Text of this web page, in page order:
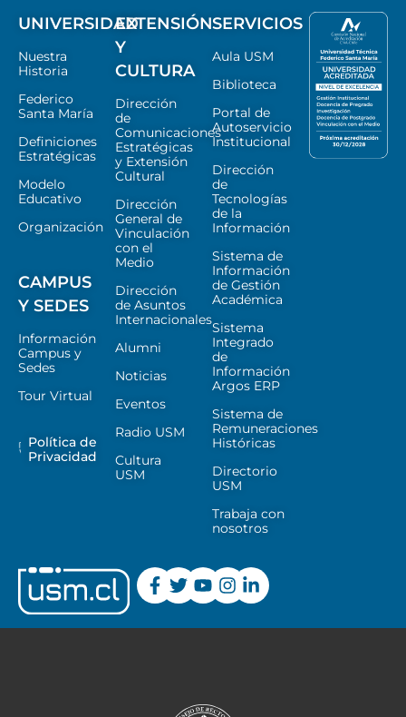
UNIVERSIDAD
Nuestra
Historia
Federico
Santa María
Definiciones
Estratégicas
Modelo
Educativo
Organización
CAMPUS
Y SEDES
Información
Campus y
Sedes
Tour Virtual
Política de
Privacidad
EXTENSIÓN
Y
CULTURA
Dirección
de
Comunicaciones
Estratégicas
y Extensión
Cultural
Dirección
General de
Vinculación
con el
Medio
Dirección
de Asuntos
Internacionales
Alumni
Noticias
Eventos
Radio USM
Cultura
USM
SERVICIOS
Aula USM
Biblioteca
Portal de
Autoservicio
Institucional
Dirección
de
Tecnologías
de la
Información
Sistema de
Información
de Gestión
Académica
Sistema
Integrado
de
Información
Argos ERP
Sistema de
Remuneraciones
Históricas
Directorio
USM
Trabaja con
nosotros